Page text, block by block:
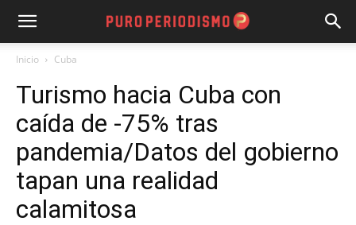
Inicio Cuba
Turismo hacia Cuba con
caída de -75% tras
pandemia/Datos del gobierno
tapan una realidad
calamitosa